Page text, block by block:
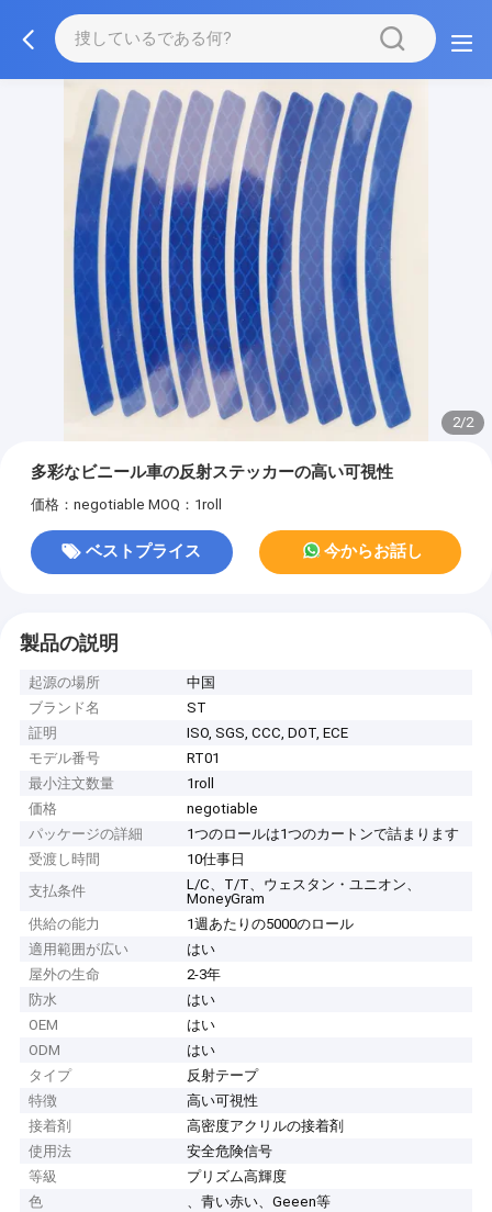
2/2
多彩なビニール車の反射ステッカーの高い可視性
価格：negotiable MOQ：1roll
ベストプライス 今からお話し
製品の説明
起源の場所
中国
ブランド名
ST
証明
ISO, SGS, CCC, DOT, ECE
モデル番号
RT01
最小注文数量
1roll
価格
negotiable
パッケージの詳細
1つのロールは1つのカートンで詰まります
受渡し時間
10仕事日
支払条件
L/C、T/T、ウェスタン・ユニオン、
MoneyGram
供給の能力
1週あたりの5000のロール
適用範囲が広い
はい
屋外の生命
2-3年
防水
はい
OEM
はい
ODM
はい
タイプ
反射テープ
特徴
高い可視性
接着剤
高密度アクリルの接着剤
使用法
安全危険信号
等級
プリズム高輝度
色
、青い赤い、Geeen等